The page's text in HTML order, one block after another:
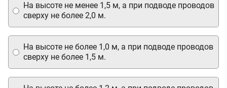
На высоте не более 1,0 м, а при подводе проводов
сверху не более 1,5 м.
На высоте не менее 1,5 м, а при подводе проводов
сверху не более 2,0 м.